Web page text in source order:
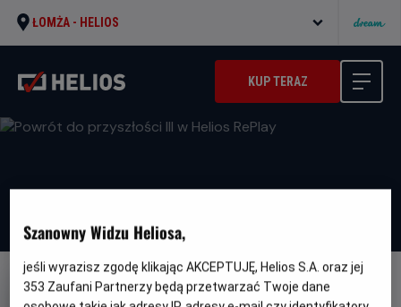
ŁOMŻA - HELIOS
KUP TERAZ
Szanowny Widzu Heliosa,
jeśli wyrazisz zgodę klikając AKCEPTUJĘ, Helios S.A. oraz jej
353 Zaufani Partnerzy będą przetwarzać Twoje dane